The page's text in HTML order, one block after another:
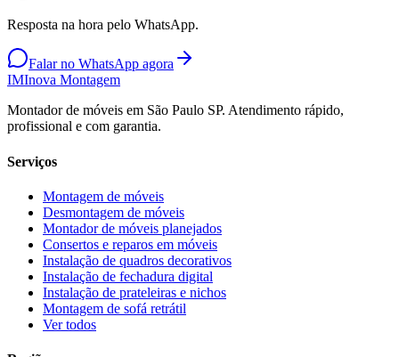
Resposta na hora pelo WhatsApp.
Falar no WhatsApp agora
IMInova Montagem
Montador de móveis em São Paulo SP. Atendimento rápido,
profissional e com garantia.
Serviços
Montagem de móveis
Desmontagem de móveis
Montador de móveis planejados
Consertos e reparos em móveis
Instalação de quadros decorativos
Instalação de fechadura digital
Instalação de prateleiras e nichos
Montagem de sofá retrátil
Ver todos